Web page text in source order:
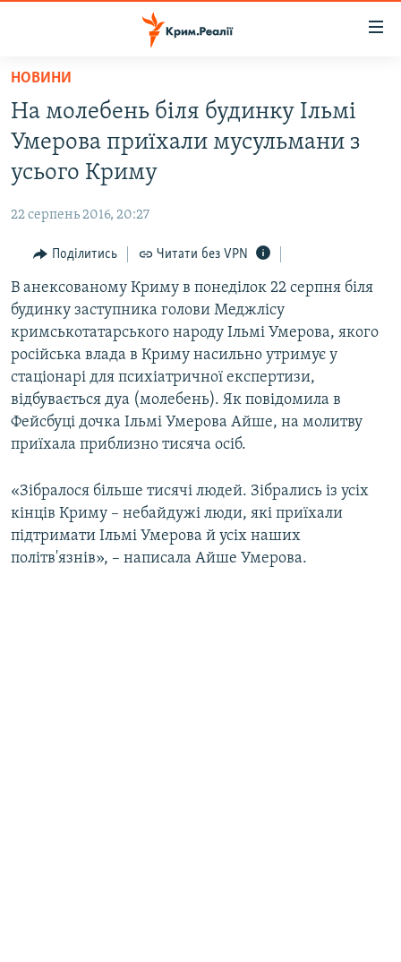
Перейти
основного
матеріалу
Перейти
до
основної
навігації
Перейти
пошуку
ВІДЕО ТА ФОТО
БЛОГИ
ПОГЛЯД
ІНТЕРВ'Ю
ВСЕ ЗА ДЕНЬ
СПЕЦПРОЕКТИ
ДЕПОРТАЦІЯ
ВІДЕОУРОКИ «ELIFBE»
СВІДЧЕННЯ ОКУПАЦІЇ
УКРАЇНСЬКА ПРОБЛЕМА КРИМУ
ІНФОГРАФІКА
ЯК ОБІЙТИ БЛОКУВАННЯ
Русский
ДОЛУЧАЙСЯ!
НОВИНИ
На молебень біля будинку Ільмі
Умерова приїхали мусульмани з
усього Криму
22 серпень 2016, 20:27
Поділитись Читати без VPN
В анексованому Криму в понеділок 22 серпня біля
будинку заступника голови Меджлісу
кримськотатарського народу Ільмі Умерова, якого
російська влада в Криму насильно утримує у
стаціонарі для психіатричної експертизи,
відбувається дуа (молебень). Як повідомила в
Фейсбуці дочка Ільмі Умерова Айше, на молитву
приїхала приблизно тисяча осіб.
«Зібралося більше тисячі людей. Зібрались із усіх
кінців Криму – небайдужі люди, які приїхали
підтримати Ільмі Умерова й усіх наших
політв'язнів», – написала Айше Умерова.